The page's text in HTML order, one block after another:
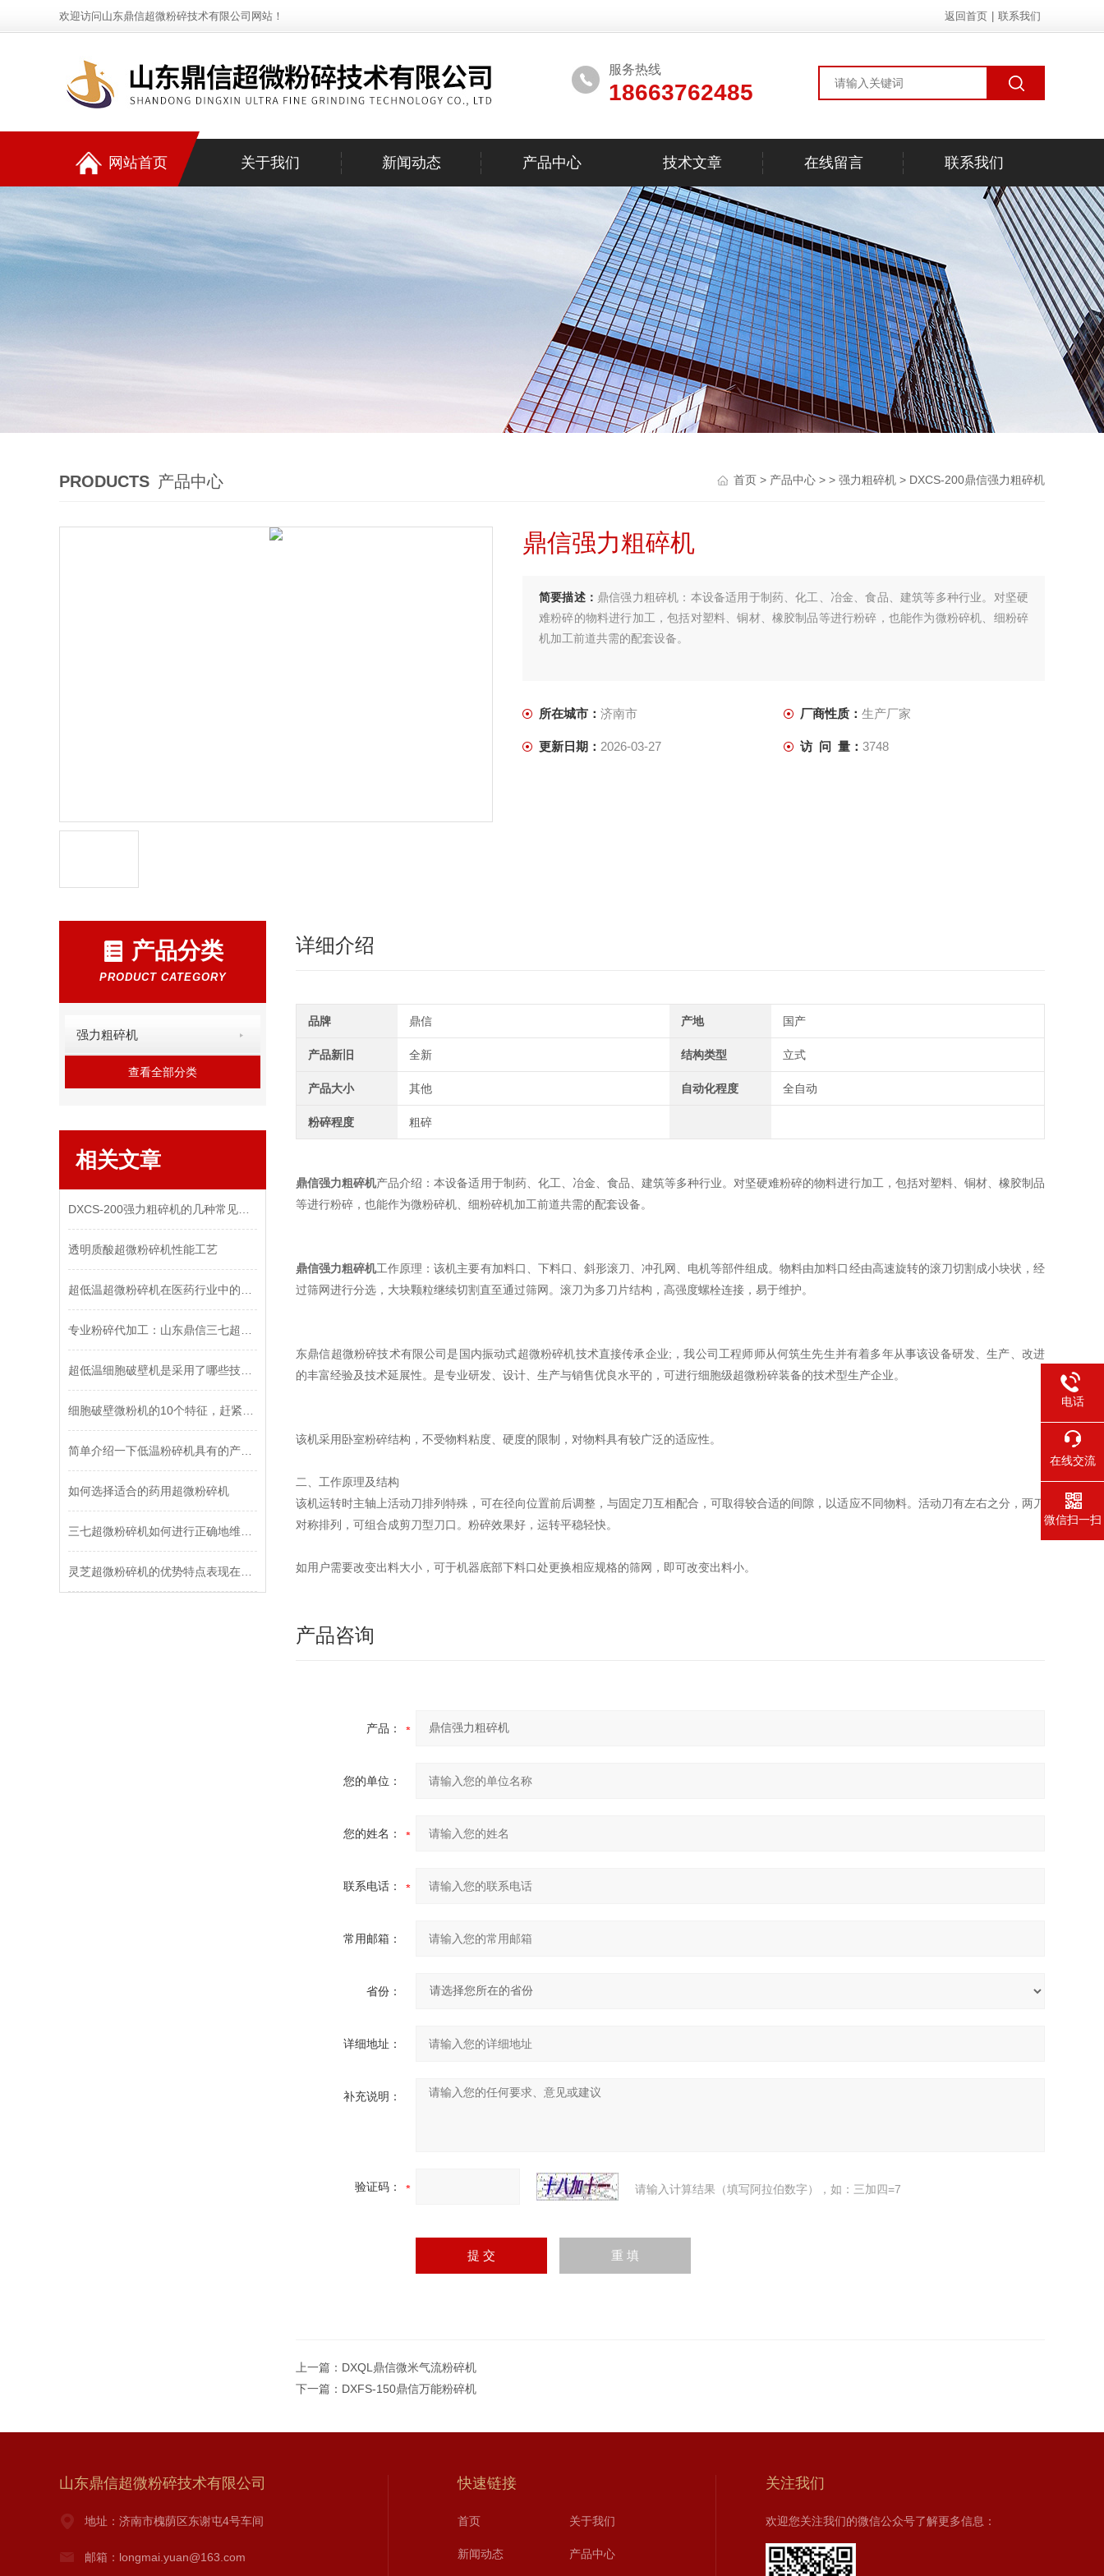
欢迎访问山东鼎信超微粉碎技术有限公司网站！ 返回首页 联系我们
服务热线
18663762485
网站首页 关于我们 新闻动态 产品中心 技术文章 在线留言 联系我们
PRODUCTS 产品中心 首页 > 产品中心 > > 强力粗碎机 > DXCS-200鼎信强力粗碎机
鼎信强力粗碎机
简要描述： 鼎信强力粗碎机：本设备适用于制药、化工、冶金、食品、建筑等多种行业。对坚硬
难粉碎的物料进行加工，包括对塑料、铜材、橡胶制品等进行粉碎，也能作为微粉碎机、细粉碎
机加工前道共需的配套设备。
所在城市： 济南市 厂商性质： 生产厂家
更新日期： 2026-03-27 访 问 量： 3748
产品分类
PRODUCT CATEGORY
强力粗碎机
查看全部分类
相关文章
透明质酸超微粉碎机性能工艺
如何选择适合的药用超微粉碎机
详细介绍
品牌 鼎信 产地 国产
产品新旧 全新 结构类型 立式
产品大小 其他 自动化程度 全自动
粉碎程度 粗碎
鼎信强力粗碎机产品介绍：本设备适用于制药、化工、冶金、食品、建筑等多种行业。对坚硬难粉碎的物料进行加工，包括对塑料、铜材、橡胶制品
等进行粉碎，也能作为微粉碎机、细粉碎机加工前道共需的配套设备。
鼎信强力粗碎机工作原理：该机主要有加料口、下料口、斜形滚刀、冲孔网、电机等部件组成。物料由加料口经由高速旋转的滚刀切割成小块状，经
过筛网进行分选，大块颗粒继续切割直至通过筛网。滚刀为多刀片结构，高强度螺栓连接，易于维护。
东鼎信超微粉碎技术有限公司是国内振动式超微粉碎机技术直接传承企业;，我公司工程师师从何筑生先生并有着多年从事该设备研发、生产、改进
的丰富经验及技术延展性。是专业研发、设计、生产与销售优良水平的，可进行细胞级超微粉碎装备的技术型生产企业。
该机采用卧室粉碎结构，不受物料粘度、硬度的限制，对物料具有较广泛的适应性。
二、工作原理及结构
该机运转时主轴上活动刀排列特殊，可在径向位置前后调整，与固定刀互相配合，可取得较合适的间隙，以适应不同物料。活动刀有左右之分，两刀
对称排列，可组合成剪刀型刀口。粉碎效果好，运转平稳轻快。
如用户需要改变出料大小，可于机器底部下料口处更换相应规格的筛网，即可改变出料小。
产品咨询
产品：
您的单位：
您的姓名：
联系电话：
常用邮箱：
省份：
详细地址：
补充说明：
验证码： 请输入计算结果（填写阿拉伯数字），如：三加四=7
上一篇： DXQL鼎信微米气流粉碎机
下一篇： DXFS-150鼎信万能粉碎机
山东鼎信超微粉碎技术有限公司
地址：济南市槐荫区东谢屯4号车间
邮箱：longmai.yuan@163.com
快速链接
首页 关于我们
新闻动态 产品中心
关注我们
欢迎您关注我们的微信公众号了解更多信息：
电话
在线交流
微信扫一扫